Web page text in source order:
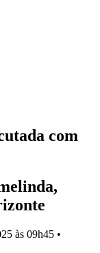
com
às 09h45 •